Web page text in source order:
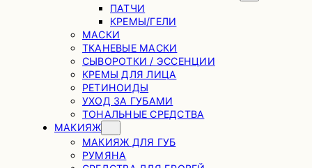
ПАТЧИ
КРЕМЫ/ГЕЛИ
МАСКИ
ТКАНЕВЫЕ МАСКИ
СЫВОРОТКИ / ЭССЕНЦИИ
КРЕМЫ ДЛЯ ЛИЦА
РЕТИНОИДЫ
УХОД ЗА ГУБАМИ
ТОНАЛЬНЫЕ СРЕДСТВА
МАКИЯЖ
МАКИЯЖ ДЛЯ ГУБ
РУМЯНА